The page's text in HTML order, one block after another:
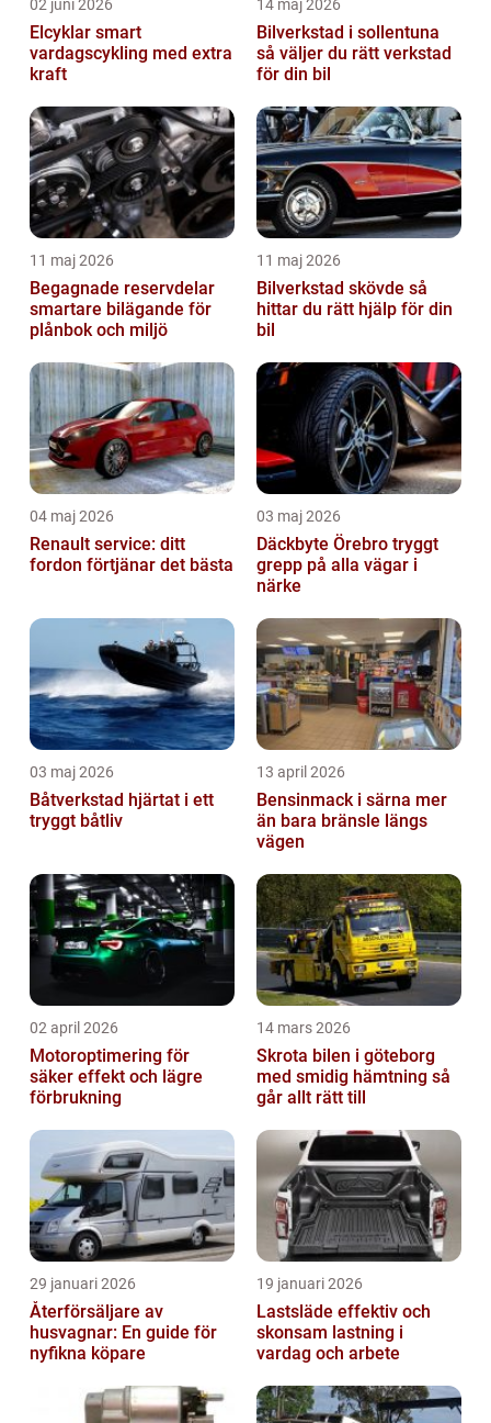
02 juni 2026
Elcyklar smart
vardagscykling med extra
kraft
14 maj 2026
Bilverkstad i sollentuna
så väljer du rätt verkstad
för din bil
11 maj 2026
Begagnade reservdelar
smartare bilägande för
plånbok och miljö
11 maj 2026
Bilverkstad skövde så
hittar du rätt hjälp för din
bil
04 maj 2026
Renault service: ditt
fordon förtjänar det bästa
03 maj 2026
Däckbyte Örebro tryggt
grepp på alla vägar i
närke
03 maj 2026
Båtverkstad hjärtat i ett
tryggt båtliv
13 april 2026
Bensinmack i särna mer
än bara bränsle längs
vägen
02 april 2026
Motoroptimering för
säker effekt och lägre
förbrukning
14 mars 2026
Skrota bilen i göteborg
med smidig hämtning så
går allt rätt till
29 januari 2026
Återförsäljare av
husvagnar: En guide för
nyfikna köpare
19 januari 2026
Lastsläde effektiv och
skonsam lastning i
vardag och arbete